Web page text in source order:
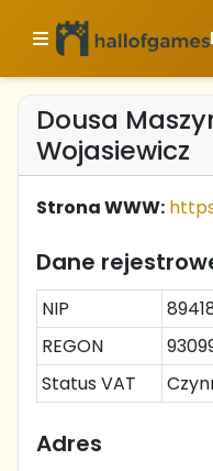
Dousa
Wojasiewicz
Strona WWW:
Dane
NIP
REGON
Status VAT
Adres